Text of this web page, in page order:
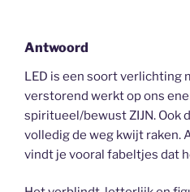
Antwoord
LED is een soort verlichting
verstorend werkt op ons
spiritueel/bewust ZIJN. Ook
volledig de weg kwijt raken.
vindt je vooral fabeltjes dat